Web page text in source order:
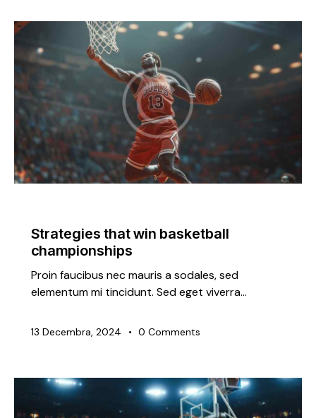
Strategies that win basketball
championships
Proin faucibus nec mauris a sodales, sed
elementum mi tincidunt. Sed eget viverra…
13 Decembra, 2024 0 Comments